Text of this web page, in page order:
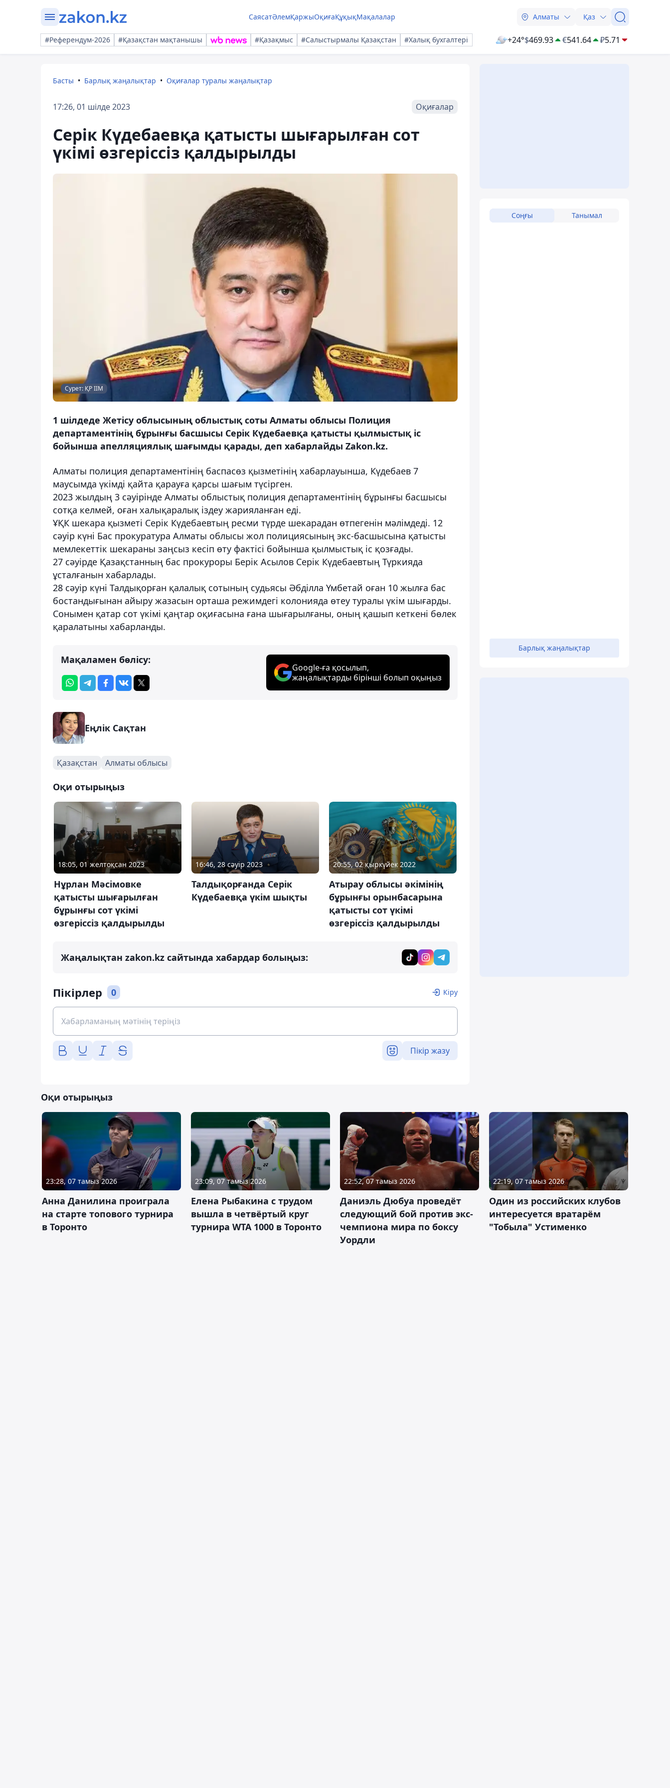
СаясатӘлемҚаржыОқиғаҚұқықМақалалар Алматы Қаз
#Референдум-2026 #Қазақстан мақтанышы #Қазақмыс #Салыстырмалы Қазақстан #Халық бухгалтері +24°$469.93 €541.64 ₽5.71
Басты Барлық жаңалықтар Оқиғалар туралы жаңалықтар
17:26, 01 шілде 2023 Оқиғалар
Серік Күдебаевқа қатысты шығарылған сот
үкімі өзгеріссіз қалдырылды
Сурет: ҚР ІІМ
1 шілдеде Жетісу облысының облыстық соты Алматы облысы Полиция
департаментінің бұрынғы басшысы Серік Күдебаевқа қатысты қылмыстық іс
бойынша апелляциялық шағымды қарады, деп хабарлайды Zakon.kz.
Алматы полиция департаментінің баспасөз қызметінің хабарлауынша, Күдебаев 7
маусымда үкімді қайта қарауға қарсы шағым түсірген.
2023 жылдың 3 сәуірінде Алматы облыстық полиция департаментінің бұрынғы басшысы
сотқа келмей, оған халықаралық іздеу жарияланған еді.
ҰҚК шекара қызметі Серік Күдебаевтың ресми түрде шекарадан өтпегенін мәлімдеді. 12
сәуір күні Бас прокуратура Алматы облысы жол полициясының экс-басшысына қатысты
мемлекеттік шекараны заңсыз кесіп өту фактісі бойынша қылмыстық іс қозғады.
27 сәуірде Қазақстанның бас прокуроры Берік Асылов Серік Күдебаевтың Түркияда
ұсталғанын хабарлады.
28 сәуір күні Талдықорған қалалық сотының судьясы Әбділла Үмбетай оған 10 жылға бас
бостандығынан айыру жазасын орташа режимдегі колонияда өтеу туралы үкім шығарды.
Сонымен қатар сот үкімі қаңтар оқиғасына ғана шығарылғаны, оның қашып кеткені бөлек
қаралатыны хабарланды.
Мақаламен бөлісу:
Google-ға қосылып,
жаңалықтарды бірінші болып оқыңыз
Еңлік Сақтан
Қазақстан Алматы облысы
Оқи отырыңыз
18:05, 01 желтоқсан 2023
Нұрлан Мәсімовке
қатысты шығарылған
бұрынғы сот үкімі
өзгеріссіз қалдырылды
16:46, 28 сәуір 2023
Талдықорғанда Серік
Күдебаевқа үкім шықты
20:55, 02 қыркүйек 2022
Атырау облысы әкімінің
бұрынғы орынбасарына
қатысты сот үкімі
өзгеріссіз қалдырылды
Жаңалықтан zakon.kz сайтында хабардар болыңыз:
Пікірлер 0 Кіру
Пікір жазу
Соңғы Танымал
Барлық жаңалықтар
Оқи отырыңыз
23:28, 07 тамыз 2026
Анна Данилина проиграла
на старте топового турнира
в Торонто
23:09, 07 тамыз 2026
Елена Рыбакина с трудом
вышла в четвёртый круг
турнира WTA 1000 в Торонто
22:52, 07 тамыз 2026
Даниэль Дюбуа проведёт
следующий бой против экс-
чемпиона мира по боксу
Уордли
22:19, 07 тамыз 2026
Один из российских клубов
интересуется вратарём
"Тобыла" Устименко